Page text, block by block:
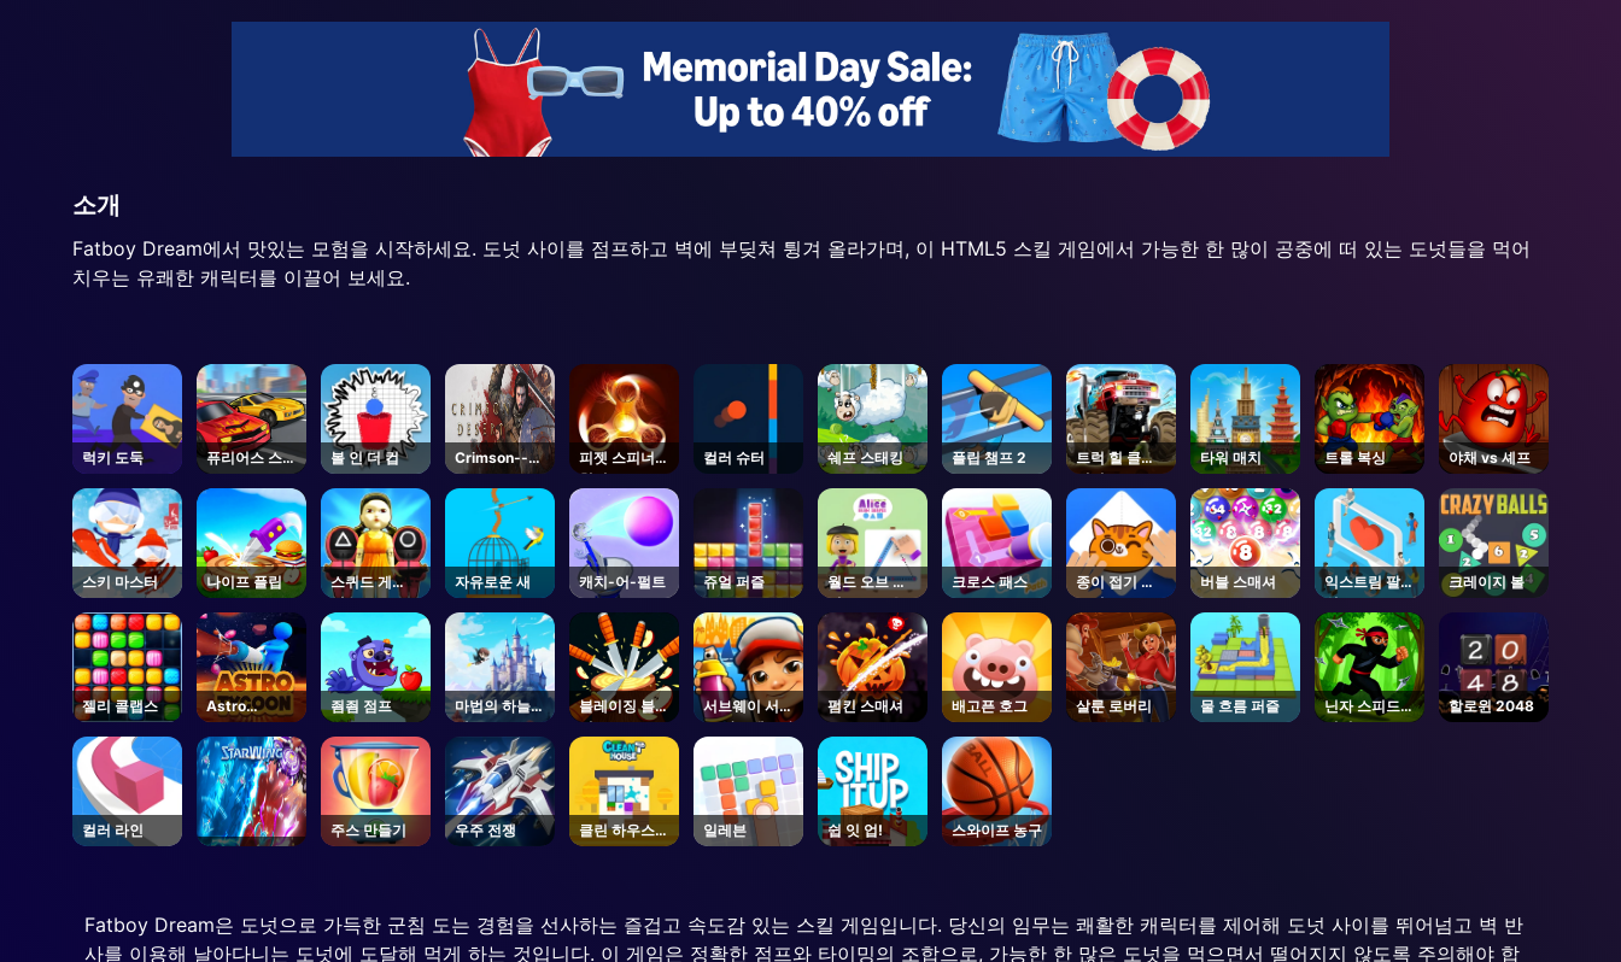
소개
Fatboy Dream에서 맛있는 모험을 시작하세요. 도넛 사이를 점프하고 벽에 부딪쳐 튕겨 올라가며, 이 HTML5 스킬 게임에서 가능한 한 많이 공중에 떠 있는 도넛들을 먹어
치우는 유쾌한 캐릭터를 이끌어 보세요.
럭키 도둑
퓨리어스 스피
드
볼 인 더 컵
Crimson--
Steam
피젯 스피너
혁명
컬러 슈터 쉐프 스태킹 플립 챔프 2
트럭 힐 클라
이밍
타워 매치 트롤 복싱 야채 vs 셰프
스키 마스터 나이프 플립
스퀴드 게
임.io
자유로운 새 캐치-어-펄트 쥬얼 퍼즐
월드 오브 앨
리스 드로우
쉐이프
크로스 패스
종이 접기 마
스터
버블 스매셔
익스트림 팔로
워스
크레이지 볼
젤리 콜랩스
Astro
Tycoon
죔죔 점프
마법의 하늘
퀘스트
블레이징 블레
이드
서브웨이 서퍼
스 바르셀로나
펌킨 스매셔 배고픈 호그 살룬 로버리 물 흐름 퍼즐
닌자 스피드
러너
할로윈 2048
컬러 라인 주스 만들기 우주 전쟁
클린 하우스
3D
일레븐 쉽 잇 업! 스와이프 농구
Fatboy Dream은 도넛으로 가득한 군침 도는 경험을 선사하는 즐겁고 속도감 있는 스킬 게임입니다. 당신의 임무는 쾌활한 캐릭터를 제어해 도넛 사이를 뛰어넘고 벽 반
사를 이용해 날아다니는 도넛에 도달해 먹게 하는 것입니다. 이 게임은 정확한 점프와 타이밍의 조합으로, 가능한 한 많은 도넛을 먹으면서 떨어지지 않도록 주의해야 합